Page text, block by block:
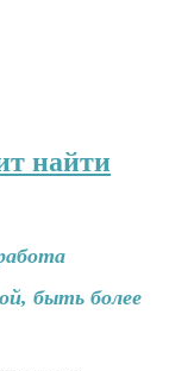
найти
быть более